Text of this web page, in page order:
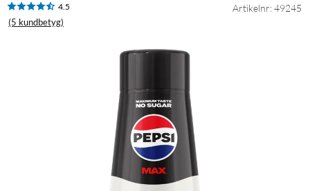
4.5
(5 kundbetyg)
Artikelnr: 49245